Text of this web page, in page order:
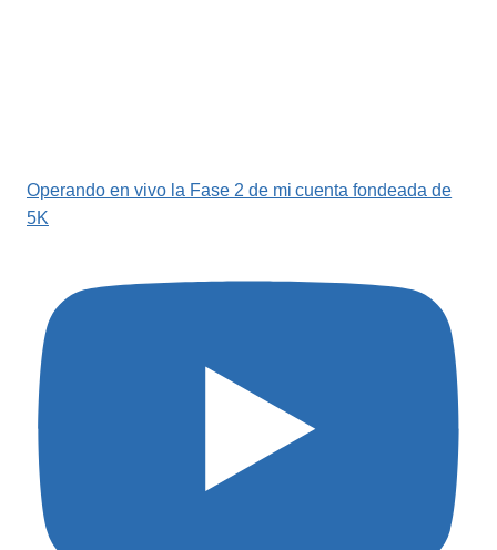
Operando en vivo la Fase 2 de mi cuenta fondeada de
5K